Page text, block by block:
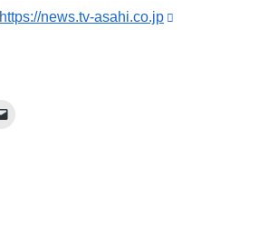
https://news.tv-asahi.co.jp